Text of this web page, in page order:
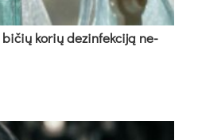
ko­rių de­zin­fek­ci­ją ne­